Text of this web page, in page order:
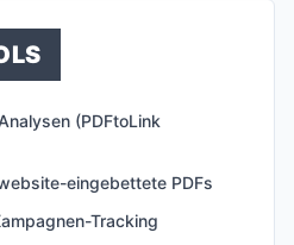
(PDFtoLink
eingebettete PDFs
Tracking